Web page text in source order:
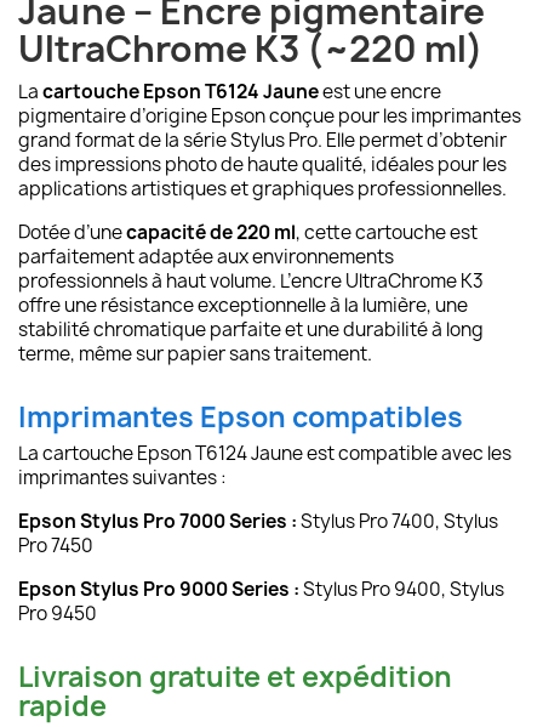
Jaune – Encre pigmentaire
UltraChrome K3 (~220 ml)
Lacartouche Epson T6124 Jauneest une encre
pigmentaire d’origine Epson conçue pour les imprimantes
grand format de la série Stylus Pro. Elle permet d’obtenir
des impressions photo de haute qualité, idéales pour les
applications artistiques et graphiques professionnelles.
Dotée d’unecapacité de 220 ml, cette cartouche est
parfaitement adaptée aux environnements
professionnels à haut volume. L’encre UltraChrome K3
offre une résistance exceptionnelle à la lumière, une
stabilité chromatique parfaite et une durabilité à long
terme, même sur papier sans traitement.
Imprimantes Epson compatibles
La cartouche Epson T6124 Jaune est compatible avec les
imprimantes suivantes :
Epson Stylus Pro 7000 Series :Stylus Pro 7400, Stylus
Pro 7450
Epson Stylus Pro 9000 Series :Stylus Pro 9400, Stylus
Pro 9450
Livraison gratuite et expédition
rapide